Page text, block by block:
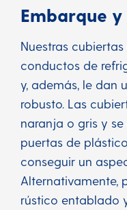
Embarque
Nuestras
conductos de
y, además, le dan
robusto. Las
naranja o gris y
puertas de
conseguir un
Alternativamente,
rústico entablado